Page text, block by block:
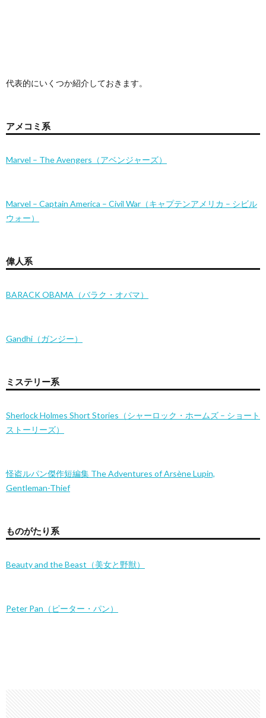
代表的にいくつか紹介しておきます。
アメコミ系
Marvel – The Avengers（アベンジャーズ）
Marvel – Captain America – Civil War（キャプテンアメリカ – シビル
ウォー）
偉人系
BARACK OBAMA（バラク・オバマ）
Gandhi（ガンジー）
ミステリー系
Sherlock Holmes Short Stories（シャーロック・ホームズ – ショート
ストーリーズ）
怪盗ルパン傑作短編集 The Adventures of Arsène Lupin,
Gentleman-Thief
ものがたり系
Beauty and the Beast（美女と野獣）
Peter Pan（ピーター・パン）